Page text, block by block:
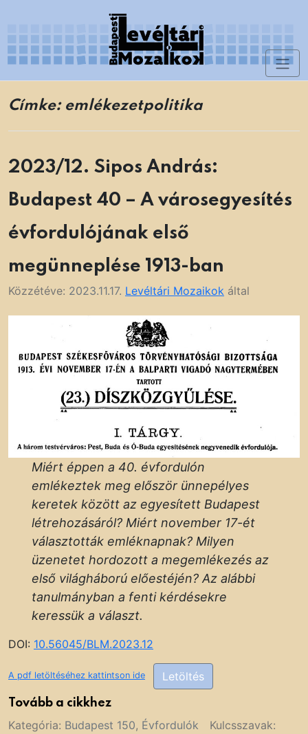
content
Címke: emlékezetpolitika
2023/12. Sipos András:
Budapest 40 – A városegyesítés
évfordulójának első
megünneplése 1913-ban
Közzétéve: 2023.11.17. Levéltári Mozaikok által
Miért éppen a 40. évfordulón
emlékeztek meg először ünnepélyes
keretek között az egyesített Budapest
létrehozásáról? Miért november 17-ét
választották emléknapnak? Milyen
üzenetet hordozott a megemlékezés az
első világháború előestéjén? Az alábbi
tanulmányban a fenti kérdésekre
keressük a választ.
DOI: 10.56045/BLM.2023.12
A pdf letöltéséhez kattintson ide Letöltés
Tovább a cikkhez
Kategória: Budapest 150, Évfordulók
Kulcsszavak: